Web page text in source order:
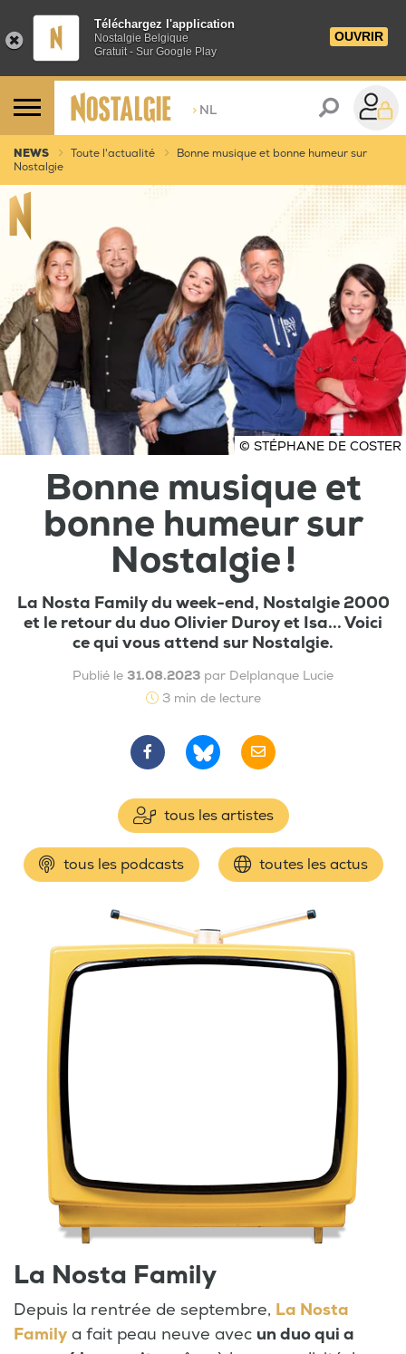
Téléchargez l'application
Nostalgie Belgique
Gratuit - Sur Google Play
OUVRIR
> NL
NEWS Toute l'actualité
Bonne musique et bonne humeur sur
Nostalgie
© STÉPHANE DE COSTER
Bonne musique et
bonne humeur sur
Nostalgie !
La Nosta Family du week-end, Nostalgie 2000
et le retour du duo Olivier Duroy et Isa... Voici
ce qui vous attend sur Nostalgie.
Publié le 31.08.2023 par Delplanque Lucie
3 min de lecture
tous les artistes
tous les podcasts toutes les actus
La Nosta Family
Depuis la rentrée de septembre, La Nosta
Family a fait peau neuve avec un duo qui a